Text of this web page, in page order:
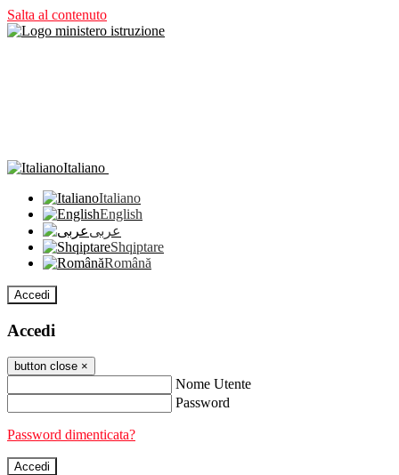
Salta al contenuto
Italiano
Italiano
English
عربى
Shqiptare
Română
Accedi
Accedi
button close ×
Nome Utente
Password
Password dimenticata?